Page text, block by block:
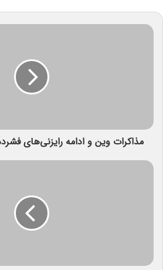
مذاکرات وین و ادامه رایزنی‌های